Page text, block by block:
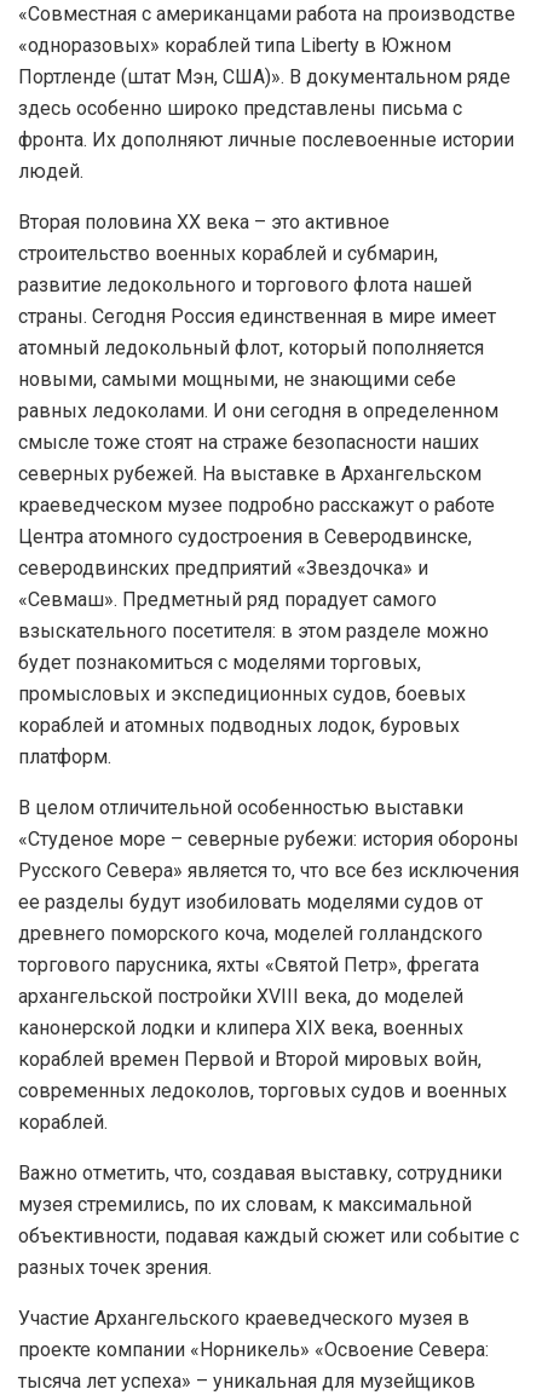
«Совместная с американцами работа на производстве
«одноразовых» кораблей типа Liberty в Южном
Портленде (штат Мэн, США)». В документальном ряде
здесь особенно широко представлены письма с
фронта. Их дополняют личные послевоенные истории
людей.
Вторая половина ХХ века – это активное
строительство военных кораблей и субмарин,
развитие ледокольного и торгового флота нашей
страны. Сегодня Россия единственная в мире имеет
атомный ледокольный флот, который пополняется
новыми, самыми мощными, не знающими себе
равных ледоколами. И они сегодня в определенном
смысле тоже стоят на страже безопасности наших
северных рубежей. На выставке в Архангельском
краеведческом музее подробно расскажут о работе
Центра атомного судостроения в Северодвинске,
северодвинских предприятий «Звездочка» и
«Севмаш». Предметный ряд порадует самого
взыскательного посетителя: в этом разделе можно
будет познакомиться с моделями торговых,
промысловых и экспедиционных судов, боевых
кораблей и атомных подводных лодок, буровых
платформ.
В целом отличительной особенностью выставки
«Студеное море – северные рубежи: история обороны
Русского Севера» является то, что все без исключения
ее разделы будут изобиловать моделями судов от
древнего поморского коча, моделей голландского
торгового парусника, яхты «Святой Петр», фрегата
архангельской постройки ХVIII века, до моделей
канонерской лодки и клипера XIX века, военных
кораблей времен Первой и Второй мировых войн,
современных ледоколов, торговых судов и военных
кораблей.
Важно отметить, что, создавая выставку, сотрудники
музея стремились, по их словам, к максимальной
объективности, подавая каждый сюжет или событие с
разных точек зрения.
Участие Архангельского краеведческого музея в
проекте компании «Норникель» «Освоение Севера:
тысяча лет успеха» – уникальная для музейщиков